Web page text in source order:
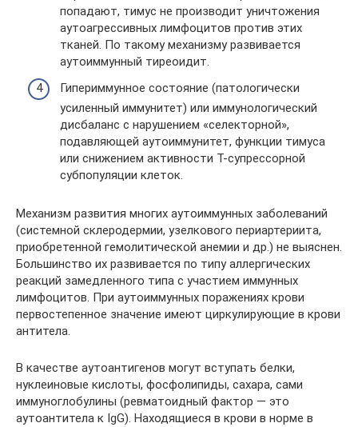
попадают, тимус не производит уничтожения
аутоагрессивных лимфоцитов против этих
тканей. По такому механизму развивается
аутоиммунный тиреоидит.
Гипериммунное состояние (патологически
усиленный иммунитет) или иммунологический
дисбаланс с нарушением «селекторной»,
подавляющей аутоиммунитет, функции тимуса
или снижением активности Т-супрессорной
субпопуляции клеток.
Механизм развития многих аутоиммунных заболеваний
(системной склеродермии, узелкового периартериита,
приобретенной гемолитической анемии и др.) не выяснен.
Большинство их развивается по типу аллергических
реакций замедленного типа с участием иммунных
лимфоцитов. При аутоиммунных поражениях крови
первостепенное значение имеют циркулирующие в крови
антитела.
В качестве аутоантигенов могут вступать белки,
нуклеиновые кислоты, фосфолипиды, сахара, сами
иммуноглобулины (ревматоидный фактор — это
аутоантитела к IgG). Находящиеся в крови в норме в